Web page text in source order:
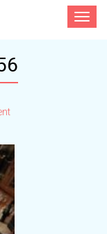
Toggle